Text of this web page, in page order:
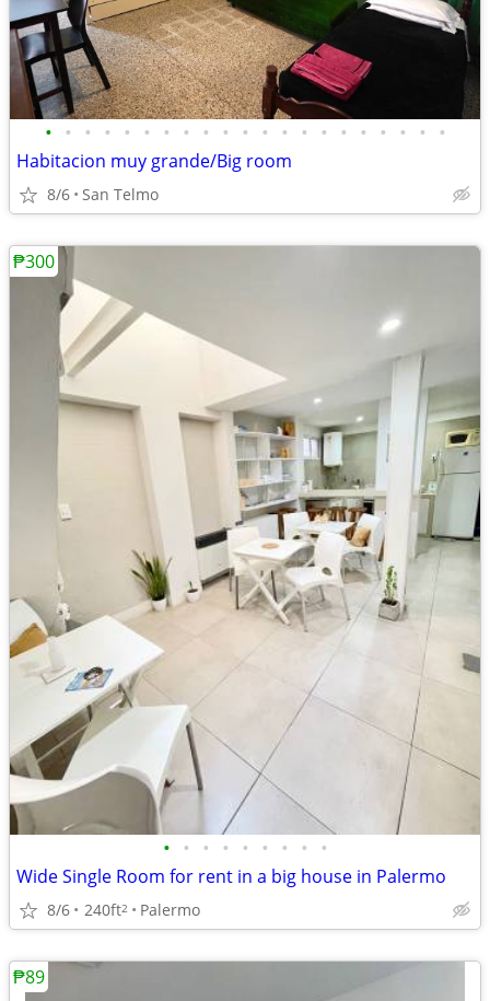
• • • • • • • • • • • • • • • • • • • • •
Habitacion muy grande/Big room
8/6 San Telmo
• • • • • • • • •
Wide Single Room for rent in a big house in Palermo
8/6 240ft2 Palermo
₱300
₱89